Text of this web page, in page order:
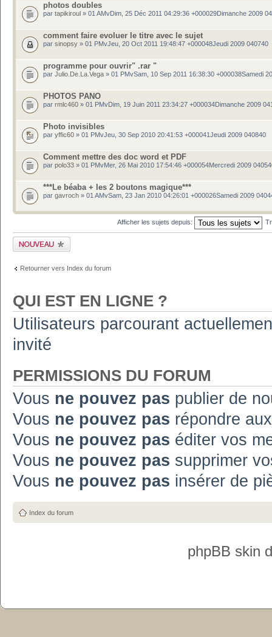
photos doubles
par tapikiroul » 01 AMvDim, 25 Déc 2011 04:29:36 +000029Dimanche 2009
comment faire evoluer le titre avec le sujet
par sinopsy » 01 PMvJeu, 20 Oct 2011 19:48:47 +000048Jeudi 2009 040740
programme pour ouvrir" .rar "
par Julio.De.La.Vega » 01 PMvSam, 10 Sep 2011 16:38:30 +000038Samedi
PHOTOS PANO
par rmlc460 » 01 PMvDim, 19 Juin 2011 23:34:27 +000034Dimanche 2009
Photo invisibles
par yffic60 » 01 PMvJeu, 30 Sep 2010 20:41:53 +000041Jeudi 2009 040840
Comment mettre des doc word et PDF
par polo33 » 01 PMvMer, 26 Mai 2010 17:54:46 +000054Mercredi 2009
***Le béaba + les 2 boutons magique***
par gavroch » 01 AMvSam, 23 Jan 2010 04:26:01 +000026Samedi 2009
Afficher les sujets depuis:
Publier un nouveau
sujet
Retourner vers Index du forum
QUI EST EN LIGNE ?
Utilisateurs parcourant
invité
PERMISSIONS DU FORUM
Vous ne pouvez pas publier de
Vous ne pouvez pas répondre
Vous ne pouvez pas éditer vos
Vous ne pouvez pas supprimer
Vous ne pouvez pas insérer de
Index du forum
phpBB skin